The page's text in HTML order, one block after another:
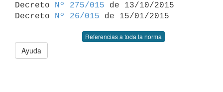
Decreto
Nº 275/015 de 13/10/2015
Decreto
Nº 26/015
Referencias a toda la norma
Ayuda